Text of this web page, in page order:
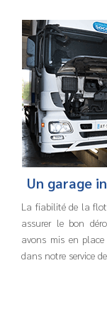
Un garage
La fiabilité de la
assurer le bon
avons mis en
dans notre service